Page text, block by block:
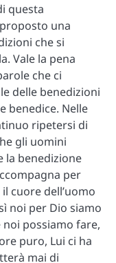
questa
una
che si
Vale la pena
che ci
delle benedizioni
benedice. Nelle
ripetersi di
gli uomini
la benedizione
per
cuore dell’uomo
noi per Dio siamo
possiamo fare,
puro, Lui ci ha
mai di